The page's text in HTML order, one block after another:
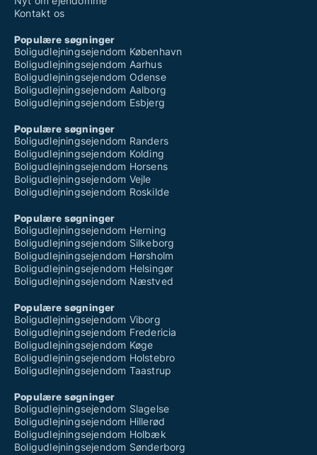
Kontakt os
Populære søgninger
Boligudlejningsejendom København
Boligudlejningsejendom Aarhus
Boligudlejningsejendom Odense
Boligudlejningsejendom Aalborg
Boligudlejningsejendom Esbjerg
Populære søgninger
Boligudlejningsejendom Randers
Boligudlejningsejendom Kolding
Boligudlejningsejendom Horsens
Boligudlejningsejendom Vejle
Boligudlejningsejendom Roskilde
Populære søgninger
Boligudlejningsejendom Herning
Boligudlejningsejendom Silkeborg
Boligudlejningsejendom Hørsholm
Boligudlejningsejendom Helsingør
Boligudlejningsejendom Næstved
Populære søgninger
Boligudlejningsejendom Viborg
Boligudlejningsejendom Fredericia
Boligudlejningsejendom Køge
Boligudlejningsejendom Holstebro
Boligudlejningsejendom Taastrup
Populære søgninger
Boligudlejningsejendom Slagelse
Boligudlejningsejendom Hillerød
Boligudlejningsejendom Holbæk
Boligudlejningsejendom Sønderborg